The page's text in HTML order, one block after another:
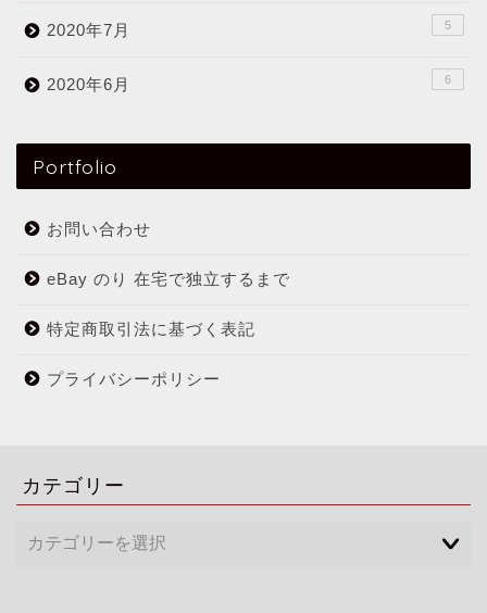
2020年7月 5
2020年6月 6
Portfolio
お問い合わせ
eBay のり 在宅で独立するまで
特定商取引法に基づく表記
プライバシーポリシー
カテゴリー